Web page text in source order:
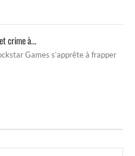
crime à...
Games s’apprête à frapper